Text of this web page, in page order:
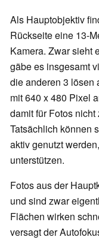
Als Hauptobjektiv
Rückseite eine 13-
Kamera. Zwar sieht
gäbe es insgesamt
die anderen 3 lösen
mit 640 x 480 Pixel
damit für Fotos
Tatsächlich können
aktiv genutzt
unterstützen.
Fotos aus der
und sind zwar
Flächen wirken
versagt der